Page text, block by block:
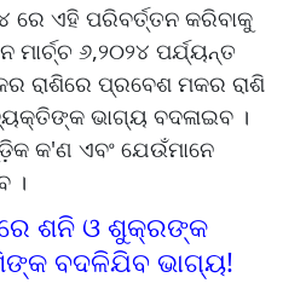
ରେ ଏହି ପରିବର୍ତ୍ତନ କରିବାକୁ
ମାର୍ଚ୍ଚ ୬,୨୦୨୪ ପର୍ଯ୍ୟନ୍ତ
ରାଶିରେ ପ୍ରବେଶ ମକର ରାଶି
ଭାଗ୍ୟ ବଦଳାଇବ ।
କ'ଣ ଏବଂ ଯେଉଁମାନେ
।
ଶନି ଓ ଶୁକ୍ରଙ୍କ
ବଦଳିଯିବ ଭାଗ୍ୟ!